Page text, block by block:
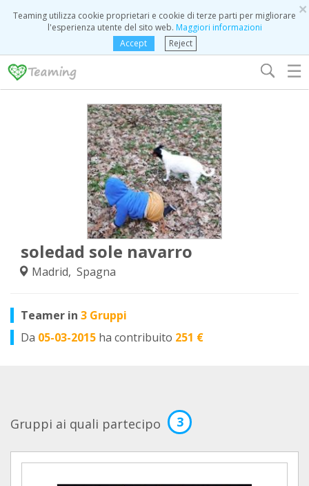
×
Teaming utilizza cookie proprietari e cookie di terze parti per migliorare
l'esperienza utente del sito web. Maggiori informazioni
Accept
Reject
☰
soledad sole navarro
Madrid, Spagna
Teamer in 3 Gruppi
Da 05-03-2015 ha contribuito 251 €
Gruppi ai quali partecipo 3